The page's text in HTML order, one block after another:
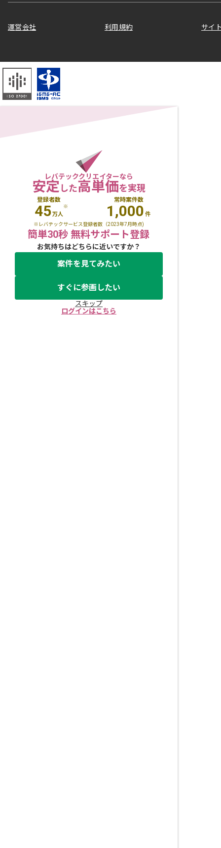
運営会社 利用規約 サイ
レバテッククリエイターなら
安定した高単価を実現
登録者数
45万人
※
常時案件数
1,000 件
※レバテックサービス登録者数（2023年7月時点)
簡単30秒 無料サポート登録
お気持ちはどちらに近いですか？
案件を見てみたい
すぐに参画したい
スキップ
ログインはこちら